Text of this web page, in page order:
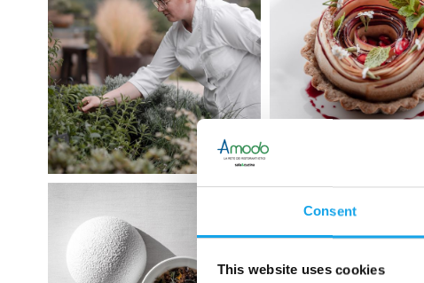
Consent
This website uses cookies